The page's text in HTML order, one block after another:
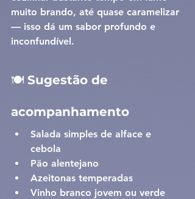
muito brando, até quase caramelizar
— isso dá um sabor profundo e
inconfundível.
🍽️ Sugestão de
acompanhamento
Salada simples de alface e
cebola
Pão alentejano
Azeitonas temperadas
Vinho branco jovem ou verde